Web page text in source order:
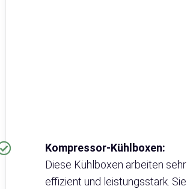
Kompressor-Kühlboxen:
Diese Kühlboxen arbeiten sehr
effizient und leistungsstark. Sie